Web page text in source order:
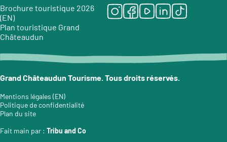
Brochure touristique 2026
(EN)
Plan touristique Grand
Châteaudun
Instagram
Facebook
Youtube
LinkedIn
Tiktok
Grand Châteaudun Tourisme. Tous droits réservés.
Mentions légales (EN)
Politique de confidentialité
Plan du site
Fait main par : Tribu and Co